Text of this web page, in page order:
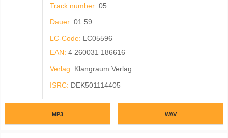
Track number: 05
Dauer: 01:59
LC-Code: LC05596
EAN: 4 260031 186616
Verlag: Klangraum Verlag
ISRC: DEK501114405
MP3 WAV